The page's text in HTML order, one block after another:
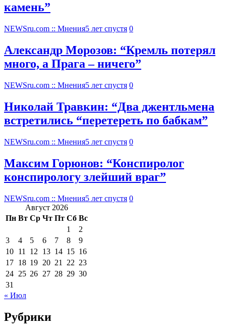
камень”
NEWSru.com :: Мнения5 лет спустя 0
Александр Морозов: “Кремль потерял
много, а Прага – ничего”
NEWSru.com :: Мнения5 лет спустя 0
Николай Травкин: “Два джентльмена
встретились “перетереть по бабкам”
NEWSru.com :: Мнения5 лет спустя 0
Максим Горюнов: “Конспиролог
конспирологу злейший враг”
NEWSru.com :: Мнения5 лет спустя 0
Август 2026
Пн Вт Ср Чт Пт Сб Вс
1
2
3
4 5 6 7 8
9
10 11 12 13 14 15 16
17 18 19 20 21 22 23
24 25 26 27 28 29 30
31
« Июл
Рубрики